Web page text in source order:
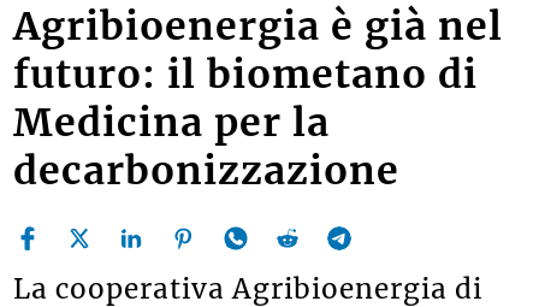
Agribioenergia è già nel
futuro: il biometano di
Medicina per la
decarbonizzazione
La cooperativa Agribioenergia di